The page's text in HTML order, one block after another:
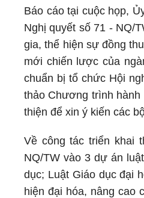
Báo cáo tại cuộc họp,
Nghị quyết số 71 - NQ/
gia, thể hiện sự đồng
mới chiến lược của
chuẩn bị tổ chức Hội
thảo Chương trình hành
thiện để xin ý kiến các
Về công tác triển khai
NQ/TW vào 3 dự án
dục; Luật Giáo dục đại
hiện đại hóa, nâng cao